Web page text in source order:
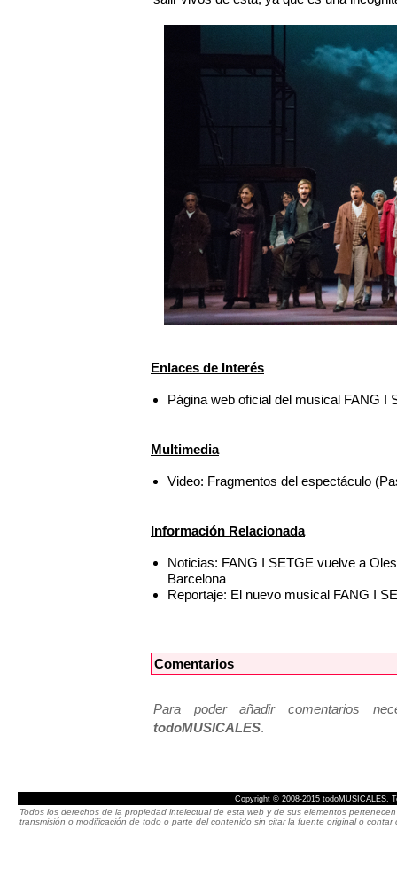
Enlaces de Interés
Página web oficial del musical FANG I
Multimedia
Video: Fragmentos del espectáculo
Información Relacionada
Noticias: FANG I SETGE vuelve a
Barcelona
Reportaje: El nuevo musical FANG I
Comentarios
Para poder añadir comentarios
todoMUSICALES.
Copyright © 2008-2015 todoMUSICALES.
Todos los derechos de la propiedad intelectual de esta web y de sus elementos
transmisión o modificación de todo o parte del contenido sin citar la fuente original o